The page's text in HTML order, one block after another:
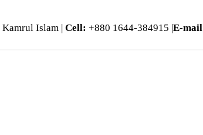
Kamrul Islam | Cell: +880 1644-384915 |E-mail